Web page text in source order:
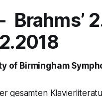
Brahms’
of Birmingham
gesamten